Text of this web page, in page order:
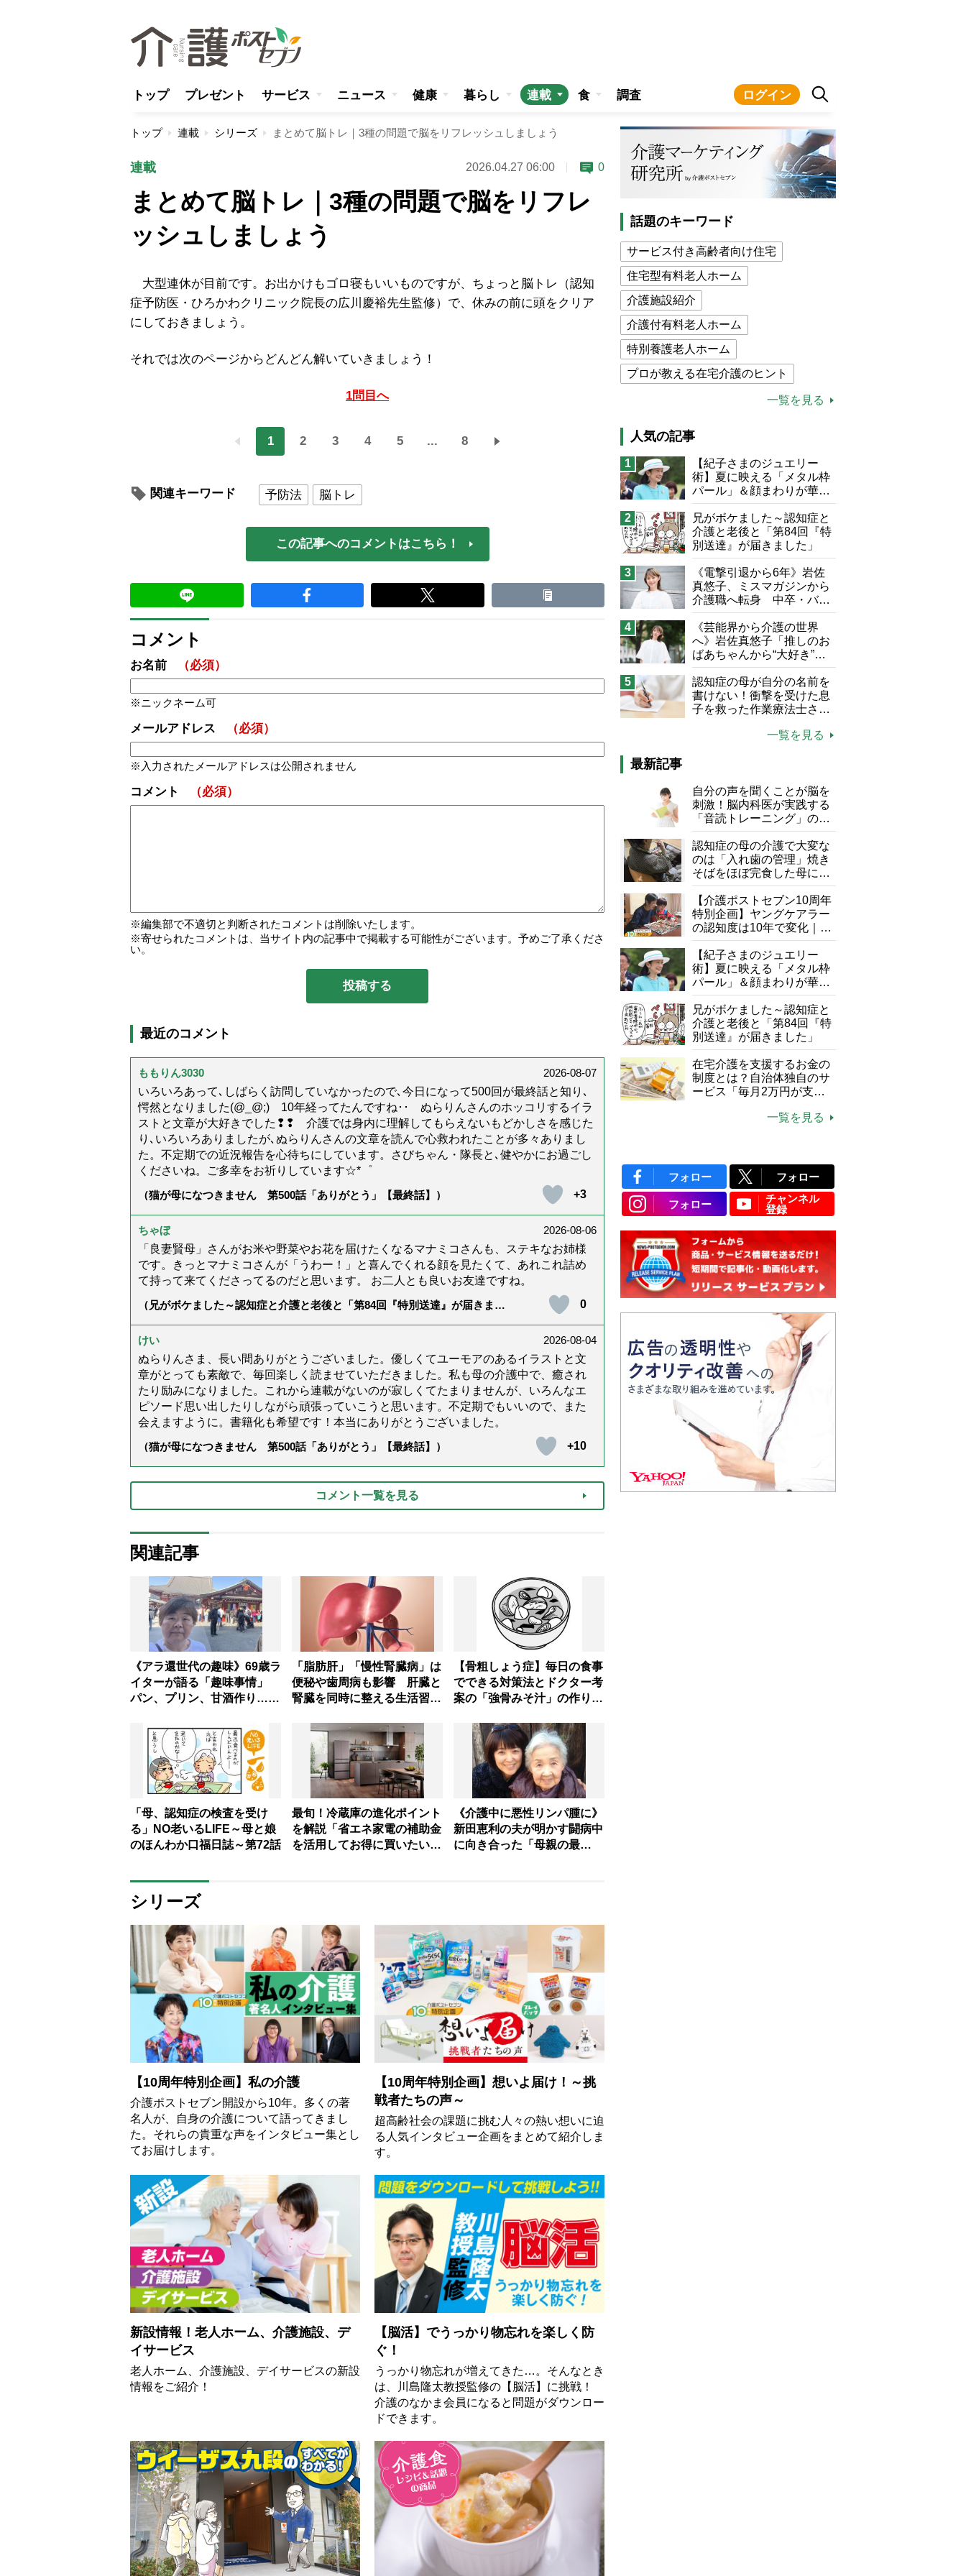
トップ プレゼント サービス ニュース 健康 暮らし 連載 食 調査 ログイン
トップ 連載 シリーズ まとめて脳トレ｜3種の問題で脳をリフレッシュしましょう
連載 2026.04.27 06:00 0
まとめて脳トレ｜3種の問題で脳をリフレ
ッシュしましょう
大型連休が目前です。お出かけもゴロ寝もいいものですが、ちょっと脳トレ（認知
症予防医・ひろかわクリニック院長の広川慶裕先生監修）で、休みの前に頭をクリア
にしておきましょう。
それでは次のページからどんどん解いていきましょう！
1問目へ
1 2 3 4 5 ... 8
関連キーワード 予防法 脳トレ
この記事へのコメントはこちら！
コメント
お名前 （必須）
ニックネーム可
メールアドレス （必須）
入力されたメールアドレスは公開されません
コメント （必須）
編集部で不適切と判断されたコメントは削除いたします。
寄せられたコメントは、当サイト内の記事中で掲載する可能性がございます。予めご了承くださ
い。
最近のコメント
ももりん3030
2026-08-07
いろいろあって､しばらく訪問していなかったので､今日になって500回が最終話と知り､
愕然となりました(@_@;) 10年経ってたんですね･･ ぬらりんさんのホッコリするイラ
ストと文章が大好きでした❢❢ 介護では身内に理解してもらえないもどかしさを感じた
り､いろいろありましたが､ぬらりんさんの文章を読んで心救われたことが多々ありまし
た。不定期での近況報告を心待ちにしています。さびちゃん・隊長と､健やかにお過ごし
くださいね。ご多幸をお祈りしています☆*゜
（猫が母になつきません 第500話「ありがとう」【最終話】）
+3
ちゃぼ
2026-08-06
「良妻賢母」さんがお米や野菜やお花を届けたくなるマナミコさんも、ステキなお姉様
です。きっとマナミコさんが「うわー！」と喜んでくれる顔を見たくて、あれこれ詰め
て持って来てくださってるのだと思います。 お二人とも良いお友達ですね。
（兄がボケました～認知症と介護と老後と「第84回『特別送達』が届きまし
0
けい
2026-08-04
ぬらりんさま、長い間ありがとうございました。優しくてユーモアのあるイラストと文
章がとっても素敵で、毎回楽しく読ませていただきました。私も母の介護中で、癒され
たり励みになりました。これから連載がないのが寂しくてたまりませんが、いろんなエ
ピソード思い出したりしながら頑張っていこうと思います。不定期でもいいので、また
会えますように。書籍化も希望です！本当にありがとうございました。
（猫が母になつきません 第500話「ありがとう」【最終話】）
+10
コメント一覧を見る
関連記事
《アラ還世代の趣味》69歳ラ
イターが語る「趣味事情」
パン、プリン、甘酒作り…一
「“好きかも”くらいのノリで
だらだら」が続けるコツ？
「脂肪肝」「慢性腎臓病」は
便秘や歯周病も影響 肝臓と
腎臓を同時に整える生活習慣
【骨粗しょう症】毎日の食事
でできる対策法とドクター考
案の「強骨みそ汁」の作り方
「母、認知症の検査を受け
る」NO老いるLIFE～母と娘
のほんわか口福日誌～第72話
最旬！冷蔵庫の進化ポイント
を解説「省エネ家電の補助金
を活用してお得に買いたいモ
《介護中に悪性リンパ腫に》
新田恵利の夫が明かす闘病中
に向き合った「母親の最
シリーズ
【10周年特別企画】私の介護
介護ポストセブン開設から10年。多くの著
名人が、自身の介護について語ってきまし
た。それらの貴重な声をインタビュー集とし
てお届けします。
【10周年特別企画】想いよ届け！～挑
戦者たちの声～
超高齢社会の課題に挑む人々の熱い想いに迫
る人気インタビュー企画をまとめて紹介しま
す。
新設情報！老人ホーム、介護施設、デ
イサービス
老人ホーム、介護施設、デイサービスの新設
情報をご紹介！
【脳活】でうっかり物忘れを楽しく防
ぐ！
うっかり物忘れが増えてきた…。そんなとき
は、川島隆太教授監修の【脳活】に挑戦！
介護のなかま会員になると問題がダウンロー
ドできます。
話題のキーワード
サービス付き高齢者向け住宅
住宅型有料老人ホーム
介護施設紹介
介護付有料老人ホーム
特別養護老人ホーム
プロが教える在宅介護のヒント
介護食
猫が母になつきません
息子の遠距離介護サバイバル術
兄がボケました
便利なサービス
予防法
一覧を見る
人気の記事
1
【紀子さまのジュエリー
術】夏に映える「メタル枠
パール」＆顔まわりが華や
ぐ「揺れる一粒」の使い分
け方
2
兄がボケました～認知症と
介護と老後と「第84回『特
別送達』が届きました」
3
《電撃引退から6年》岩佐
真悠子、ミスマガジンから
介護職へ転身 中卒・バイ
ト経験ゼロの彼女が見つけ
た“居場所”「社会の役に立
ちながら自分らしくいられ
る」
4
《芸能界から介護の世界
へ》岩佐真悠子「推しのお
ばあちゃんから“大好き”を
もらえる」理不尽さも吹き
飛ぶ“やりがい”、介護の現
場は「愛おしい」
5
認知症の母が自分の名前を
書けない！衝撃を受けた息
子を救った作業療法士さん
一覧を見る
最新記事
自分の声を聞くことが脳を
刺激！脳内科医が実践する
「音読トレーニング」の極
意
認知症の母の介護で大変な
のは「入れ歯の管理」焼き
そばをほぼ完食した母に息
子が血の気が引いた理由
【介護ポストセブン10周年
特別企画】ヤングケアラー
の認知度は10年で変化｜流
行語大賞にノミネート、法
律にも明記されたが果たし
て現在は？
【紀子さまのジュエリー
術】夏に映える「メタル枠
パール」＆顔まわりが華や
ぐ「揺れる一粒」の使い分
け方
兄がボケました～認知症と
介護と老後と「第84回『特
別送達』が届きました」
在宅介護を支援するお金の
制度とは？自治体独自のサ
ービス「毎月2万円が支給
一覧を見る
フォロー フォロー
フォロー
チャンネル
登録